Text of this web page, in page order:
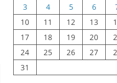
3
4 5 6
10
11 12 13
17
18 19 20
24
25 26 27
31